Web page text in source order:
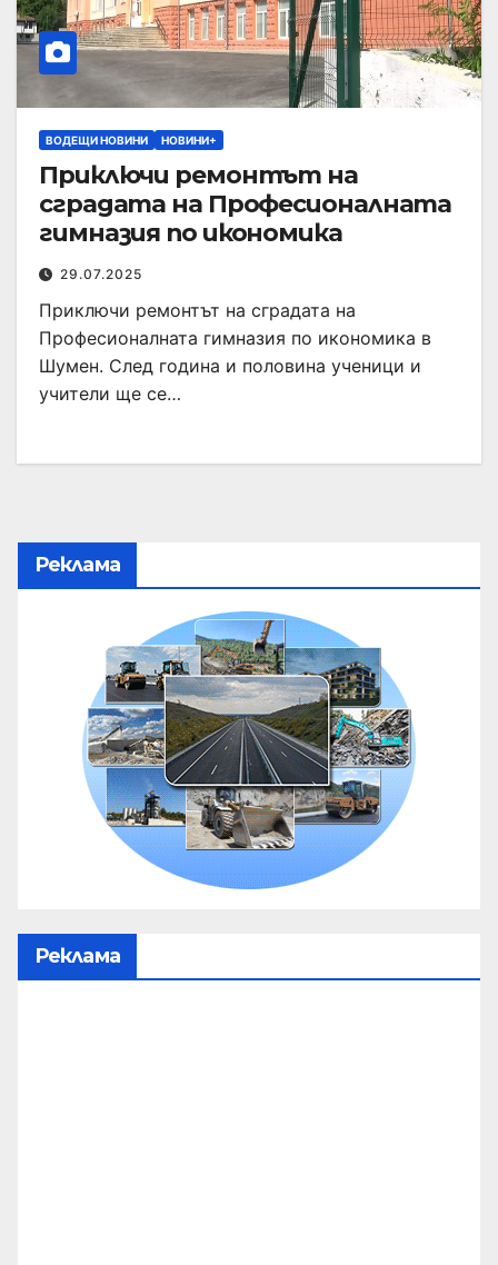
ВОДЕЩИ НОВИНИ НОВИНИ+
Приключи ремонтът на
сградата на Професионалната
гимназия по икономика
29.07.2025
Приключи ремонтът на сградата на
Професионалната гимназия по икономика в
Шумен. След година и половина ученици и
учители ще се…
Реклама
Реклама